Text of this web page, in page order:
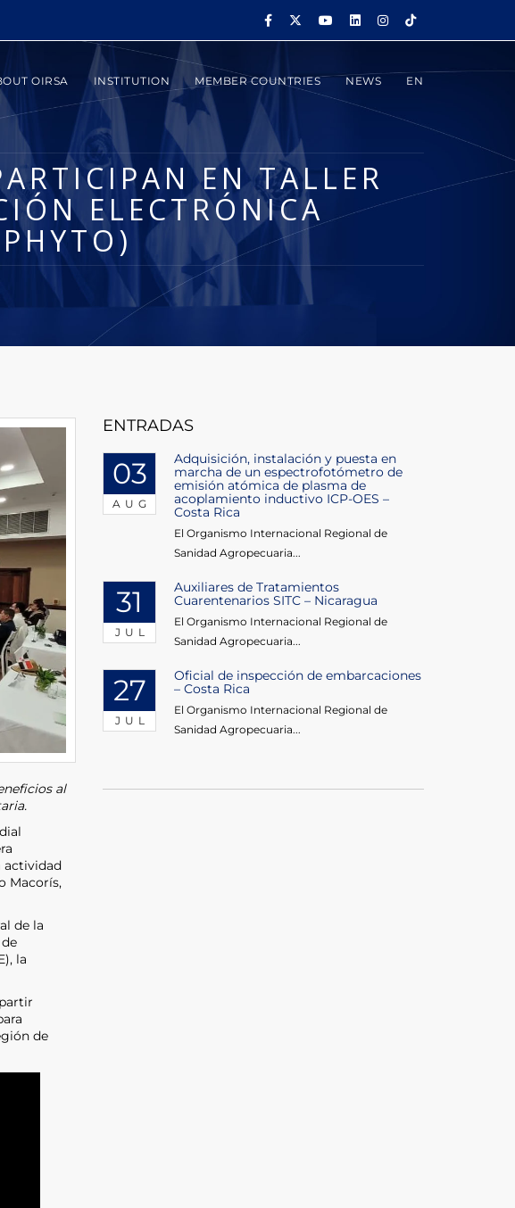
OIRSA INSTITUTION MEMBER COUNTRIES NEWS EN
EN TALLER
ELECTRÓNICA
al
actividad
Macorís,
de la
la
de
ENTRADAS
03
AUG
Adquisición, instalación y puesta en
marcha de un espectrofotómetro de
emisión atómica de plasma de
acoplamiento inductivo ICP-OES –
Costa Rica
El Organismo Internacional Regional de
Sanidad Agropecuaria...
31
JUL
Auxiliares de Tratamientos
Cuarentenarios SITC – Nicaragua
El Organismo Internacional Regional de
Sanidad Agropecuaria...
27
JUL
Oficial de inspección de embarcaciones
– Costa Rica
El Organismo Internacional Regional de
Sanidad Agropecuaria...